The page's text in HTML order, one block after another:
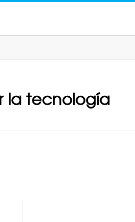
la tecnología